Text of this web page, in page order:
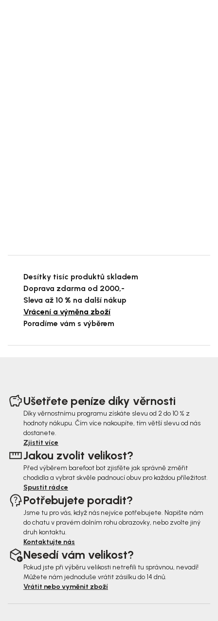
Desítky tisíc produktů skladem
Doprava zdarma od 2000,-
Sleva až 10 % na další nákup
Vrácení a výměna zboží
Poradíme vám s výběrem
Ušetřete peníze díky věrnosti
Díky věrnostnímu programu získáte slevu od 2 do 10 % z
hodnoty nákupu. Čím více nakoupíte, tím větší slevu od nás
dostanete.
Zjistit více
Jakou zvolit velikost?
Před výběrem barefoot bot zjisťěte jak správně změřit
chodidla a vybrat skvěle padnoucí obuv pro každou příležitost.
Spustit rádce
Potřebujete poradit?
Jsme tu pro vás, když nás nejvíce potřebujete. Napište nám
do chatu v pravém dolním rohu obrazovky, nebo zvolte jiný
druh kontaktu.
Kontaktujte nás
Nesedí vám velikost?
Pokud jste při výběru velikosti netrefili tu správnou, nevadí!
Můžete nám jednoduše vrátit zásilku do 14 dnů.
Vrátit nebo vyměnit zboží